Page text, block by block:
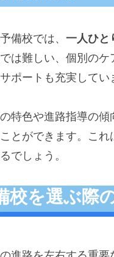
備校では、 一人ひと
は難しい、個別の
ポートも充実してい
特色や進路指導の傾
とができます。こ
でしょう。
校を選ぶ際